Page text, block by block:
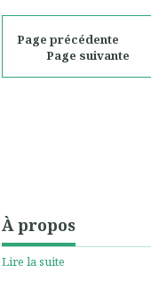
Page précédente
Page suivante
À propos
Lire la suite